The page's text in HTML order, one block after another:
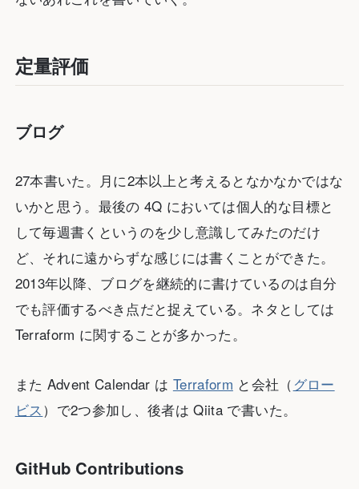
定量評価
ブログ
27本書いた。月に2本以上と考えるとなかなかではな
いかと思う。最後の 4Q においては個人的な目標と
して毎週書くというのを少し意識してみたのだけ
ど、それに遠からずな感じには書くことができた。
2013年以降、ブログを継続的に書けているのは自分
でも評価するべき点だと捉えている。ネタとしては
Terraform に関することが多かった。
また Advent Calendar は Terraform と会社（ グロー
ビス ）で2つ参加し、後者は Qiita で書いた。
GitHub Contributions